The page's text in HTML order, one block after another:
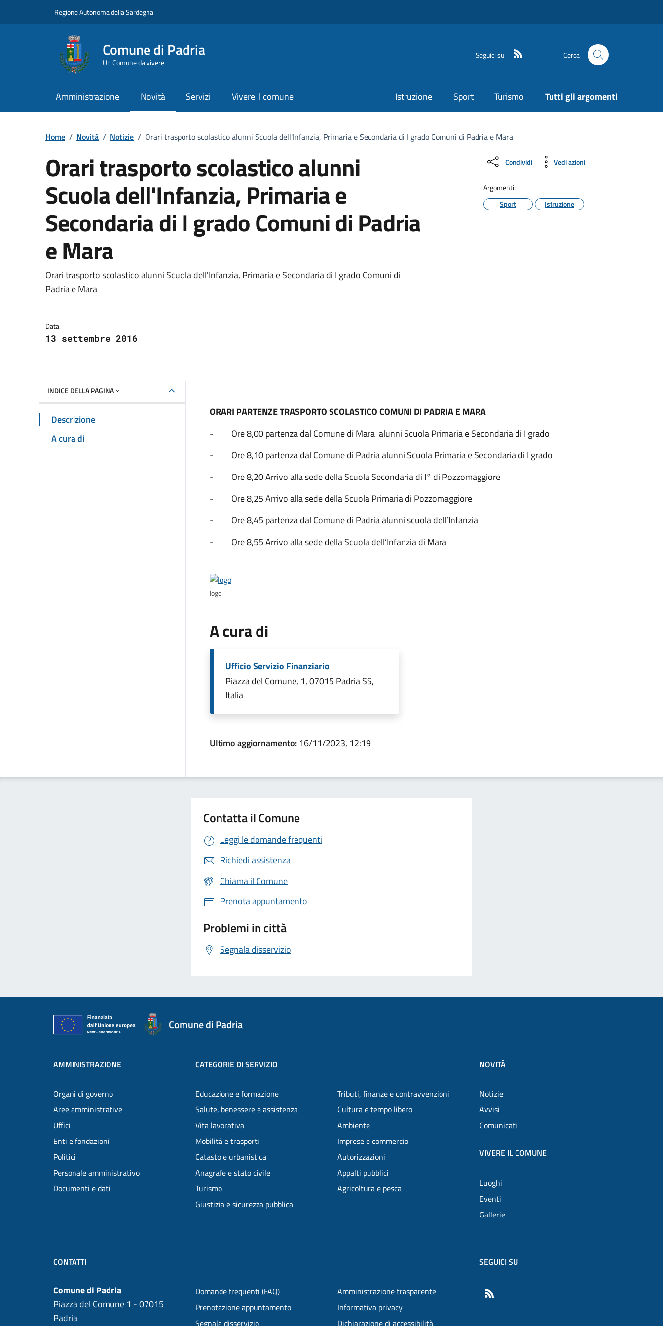
Regione Autonoma della Sardegna
Comune di Padria
Un Comune da vivere
Seguici su Cerca
Amministrazione Novità Servizi Vivere il comune Istruzione Sport Turismo Tutti gli argomenti
Home / Novità / Notizie / Orari trasporto scolastico alunni Scuola dell'Infanzia, Primaria e Secondaria di I grado Comuni di Padria e Mara
Orari trasporto scolastico alunni
Scuola dell'Infanzia, Primaria e
Secondaria di I grado Comuni di Padria
e Mara
Dettagli della notizia
Orari trasporto scolastico alunni Scuola dell'Infanzia, Primaria e Secondaria di I grado Comuni di
Padria e Mara
Data:
13 settembre 2016
Condividi Vedi azioni
Argomenti:
Sport
Istruzione
INDICE DELLA PAGINA
Descrizione
A cura di
ORARI PARTENZE TRASPORTO SCOLASTICO COMUNI DI PADRIA E MARA
- Ore 8,00 partenza dal Comune di Mara alunni Scuola Primaria e Secondaria di I grado
- Ore 8,10 partenza dal Comune di Padria alunni Scuola Primaria e Secondaria di I grado
- Ore 8,20 Arrivo alla sede della Scuola Secondaria di I° di Pozzomaggiore
- Ore 8,25 Arrivo alla sede della Scuola Primaria di Pozzomaggiore
- Ore 8,45 partenza dal Comune di Padria alunni scuola dell’Infanzia
- Ore 8,55 Arrivo alla sede della Scuola dell’Infanzia di Mara
logo
A cura di
Ufficio Servizio Finanziario
Piazza del Comune, 1, 07015 Padria SS,
Italia
Ultimo aggiornamento: 16/11/2023, 12:19
Contatta il Comune
Leggi le domande frequenti
Richiedi assistenza
Chiama il Comune
Prenota appuntamento
Problemi in città
Segnala disservizio
Comune di Padria
AMMINISTRAZIONE
Organi di governo
Aree amministrative
Uffici
Enti e fondazioni
Politici
Personale amministrativo
Documenti e dati
CATEGORIE DI SERVIZIO
Educazione e formazione
Salute, benessere e assistenza
Vita lavorativa
Mobilità e trasporti
Catasto e urbanistica
Anagrafe e stato civile
Turismo
Giustizia e sicurezza pubblica
Tributi, finanze e contravvenzioni
Cultura e tempo libero
Ambiente
Imprese e commercio
Autorizzazioni
Appalti pubblici
Agricoltura e pesca
NOVITÀ
Notizie
Avvisi
Comunicati
VIVERE IL COMUNE
Luoghi
Eventi
Gallerie
CONTATTI
Comune di Padria
Piazza del Comune 1 - 07015
Padria
Domande frequenti (FAQ)
Prenotazione appuntamento
Segnala disservizio
Amministrazione trasparente
Informativa privacy
Dichiarazione di accessibilità
SEGUICI SU